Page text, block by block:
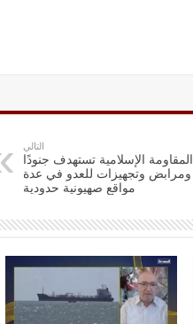
التالي
المقاومة الإسلامية تستهدف جنودًا
ومرابض وتجهيزات للعدو ‏في عدة
مواقع صهيونية حدودية